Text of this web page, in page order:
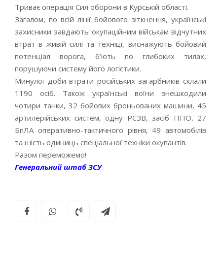
Триває операція Сил оборони в Курській області.
Загалом, по всій лінії бойового зіткнення, українські
захисники завдають окупаційним військам відчутних
втрат в живій силі та техніці, виснажують бойовий
потенціал ворога, б’ють по глибоких тилах,
порушуючи систему його логістики.
Минулої доби втрати російських загарбників склали
1190 осіб. Також українські воїни знешкодили
чотири танки, 32 бойових броньованих машини, 45
артилерійських систем, одну РСЗВ, засіб ППО, 27
БпЛА оперативно-тактичного рівня, 49 автомобілів
та шість одиниць спеціальної техніки окупантів.
Разом переможемо!
Генеральний штаб ЗСУ